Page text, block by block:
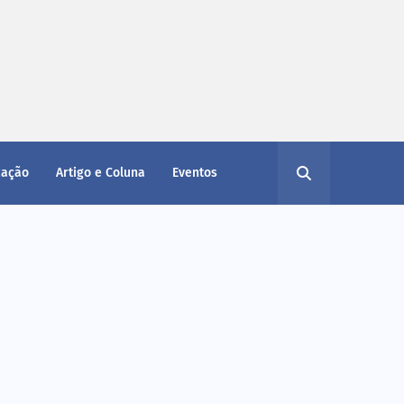
Artigo e Coluna Eventos